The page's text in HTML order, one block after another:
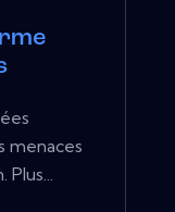
menaces